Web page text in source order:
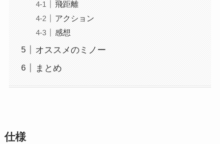
飛距離
アクション
感想
オススメのミノー
まとめ
仕様